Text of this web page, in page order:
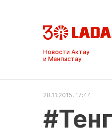
Новости Актау
и Мангыстау
28.11.2015, 17:44